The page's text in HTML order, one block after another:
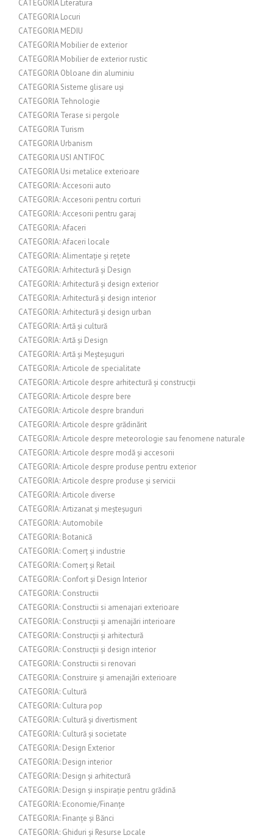
CATEGORIA Literatura
CATEGORIA Locuri
CATEGORIA MEDIU
CATEGORIA Mobilier de exterior
CATEGORIA Mobilier de exterior rustic
CATEGORIA Obloane din aluminiu
CATEGORIA Sisteme glisare uși
CATEGORIA Tehnologie
CATEGORIA Terase si pergole
CATEGORIA Turism
CATEGORIA Urbanism
CATEGORIA USI ANTIFOC
CATEGORIA Usi metalice exterioare
CATEGORIA: Accesorii auto
CATEGORIA: Accesorii pentru corturi
CATEGORIA: Accesorii pentru garaj
CATEGORIA: Afaceri
CATEGORIA: Afaceri locale
CATEGORIA: Alimentație și rețete
CATEGORIA: Arhitectură și Design
CATEGORIA: Arhitectură și design exterior
CATEGORIA: Arhitectură și design interior
CATEGORIA: Arhitectură și design urban
CATEGORIA: Artă și cultură
CATEGORIA: Artă și Design
CATEGORIA: Artă și Meșteșuguri
CATEGORIA: Articole de specialitate
CATEGORIA: Articole despre arhitectură și construcții
CATEGORIA: Articole despre bere
CATEGORIA: Articole despre branduri
CATEGORIA: Articole despre grădinărit
CATEGORIA: Articole despre meteorologie sau fenomene naturale
CATEGORIA: Articole despre modă și accesorii
CATEGORIA: Articole despre produse pentru exterior
CATEGORIA: Articole despre produse și servicii
CATEGORIA: Articole diverse
CATEGORIA: Artizanat și meșteșuguri
CATEGORIA: Automobile
CATEGORIA: Botanică
CATEGORIA: Comerț și industrie
CATEGORIA: Comerț și Retail
CATEGORIA: Confort și Design Interior
CATEGORIA: Constructii
CATEGORIA: Constructii si amenajari exterioare
CATEGORIA: Construcții și amenajări interioare
CATEGORIA: Construcții și arhitectură
CATEGORIA: Construcții și design interior
CATEGORIA: Constructii si renovari
CATEGORIA: Construire și amenajări exterioare
CATEGORIA: Cultură
CATEGORIA: Cultura pop
CATEGORIA: Cultură și divertisment
CATEGORIA: Cultură și societate
CATEGORIA: Design Exterior
CATEGORIA: Design interior
CATEGORIA: Design și arhitectură
CATEGORIA: Design și inspirație pentru grădină
CATEGORIA: Economie/Finanțe
CATEGORIA: Finanțe și Bănci
CATEGORIA: Ghiduri și Resurse Locale